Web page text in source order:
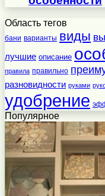
Область тегов
бани варианты виды
лучшие описание
правила правильно
разновидности руками
удобрение
Популярное